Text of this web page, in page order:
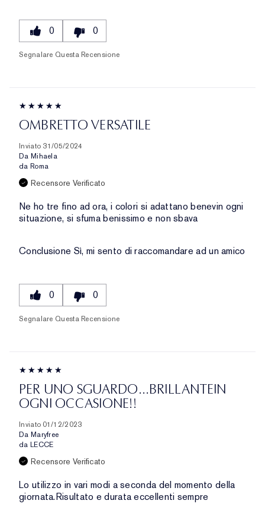
0 0
Segnalare Questa Recensione
OMBRETTO VERSATILE
Inviato 31/05/2024
Da Mihaela
da Roma
Recensore Verificato
Ne ho tre fino ad ora, i colori si adattano benevin ogni
situazione, si sfuma benissimo e non sbava
Conclusione Sì, mi sento di raccomandare ad un amico
0 0
Segnalare Questa Recensione
PER UNO SGUARDO…BRILLANTEIN
OGNI OCCASIONE!!
Inviato 01/12/2023
Da Maryfree
da LECCE
Recensore Verificato
Lo utilizzo in vari modi a seconda del momento della
giornata.Risultato e durata eccellenti sempre